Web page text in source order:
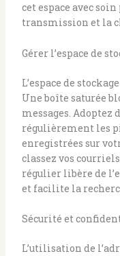
cet espace avec
transmission et la
Gérer l’espace de
L’espace de
Une boîte saturée
messages. Adoptez
régulièrement les
enregistrées sur
classez vos
régulier libère de
et facilite la
Sécurité et
L’utilisation de